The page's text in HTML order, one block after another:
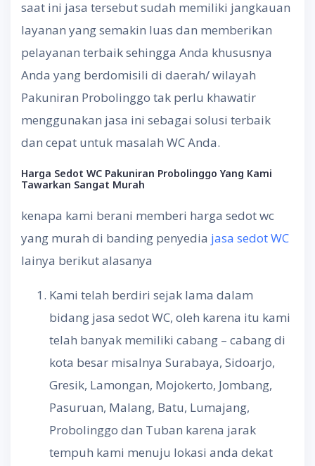
saat ini jasa tersebut sudah memiliki jangkauan
layanan yang semakin luas dan memberikan
pelayanan terbaik sehingga Anda khususnya
Anda yang berdomisili di daerah/ wilayah
Pakuniran Probolinggo tak perlu khawatir
menggunakan jasa ini sebagai solusi terbaik
dan cepat untuk masalah WC Anda.
Harga Sedot WC Pakuniran Probolinggo Yang Kami
Tawarkan Sangat Murah
kenapa kami berani memberi harga sedot wc
yang murah di banding penyedia jasa sedot WC
lainya berikut alasanya
Kami telah berdiri sejak lama dalam
bidang jasa sedot WC, oleh karena itu kami
telah banyak memiliki cabang – cabang di
kota besar misalnya Surabaya, Sidoarjo,
Gresik, Lamongan, Mojokerto, Jombang,
Pasuruan, Malang, Batu, Lumajang,
Probolinggo dan Tuban karena jarak
tempuh kami menuju lokasi anda dekat